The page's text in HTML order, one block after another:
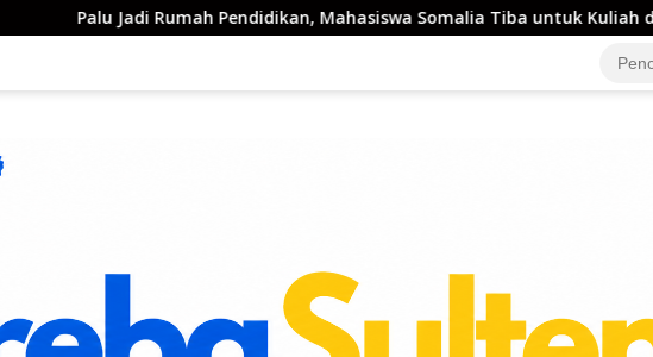
Pendidikan, Mahasiswa Somalia Tiba untuk Kuliah di UIN Datokarama